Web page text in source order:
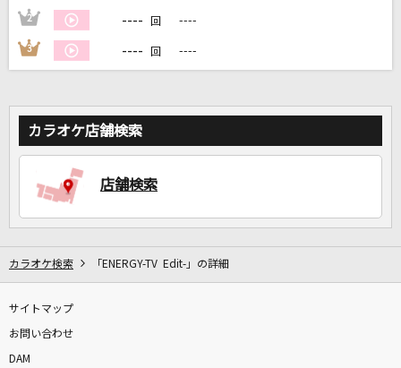
2 ---- 回 ----
3 ---- 回 ----
カラオケ店舗検索
店舗検索
カラオケ検索 「ENERGY-TV Edit-」の詳細
サイトマップ
お問い合わせ
DAM